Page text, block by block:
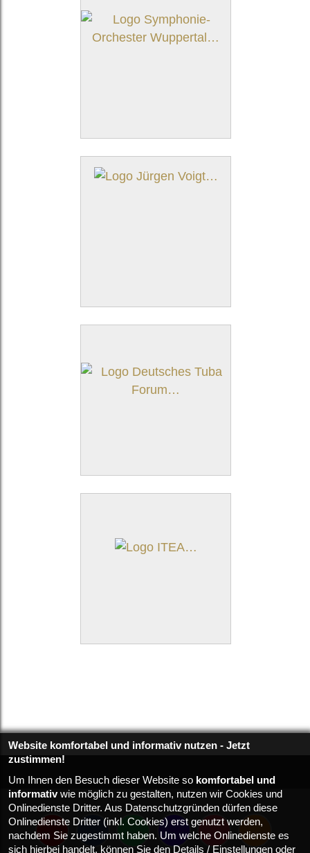
Website komfortabel und informativ nutzen - Jetzt
zustimmen!
Um Ihnen den Besuch dieser Website so komfortabel und
informativwie möglich zu gestalten, nutzen wir Cookies und
Onlinedienste Dritter. Aus Datenschutzgründen dürfen diese
Onlinedienste Dritter (inkl. Cookies) erst genutzt werden,
nachdem Sie zugestimmt haben. Um welche Onlinedienste es
sich hierbei handelt, können Sie den Details / Einstellungen oder